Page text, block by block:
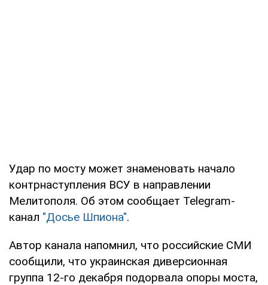
Удар по мосту может знаменовать начало
контрнаступления ВСУ в направлении
Мелитополя. Об этом сообщает Telegram-
канал "Досье Шпиона".
Автор канала напомнил, что российские СМИ
сообщили, что украинская диверсионная
группа 12-го декабря подорвала опоры моста,